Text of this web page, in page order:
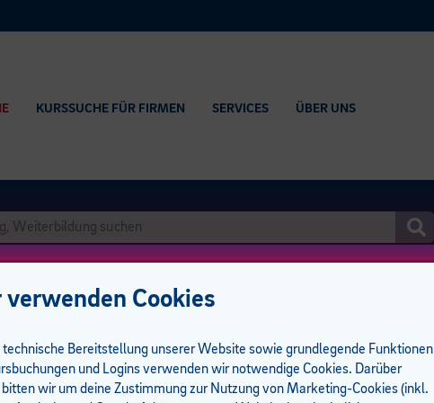
KURSSUCHE FÜR FIRMEN SERVICES ÜBER UNS
Cookies
technische Bereitstellung unserer Website sowie grundlegende Funktionen
und Logins verwenden wir notwendige Cookies. Darüber
bitten wir um deine Zustimmung zur Nutzung von Marketing-Cookies (inkl.